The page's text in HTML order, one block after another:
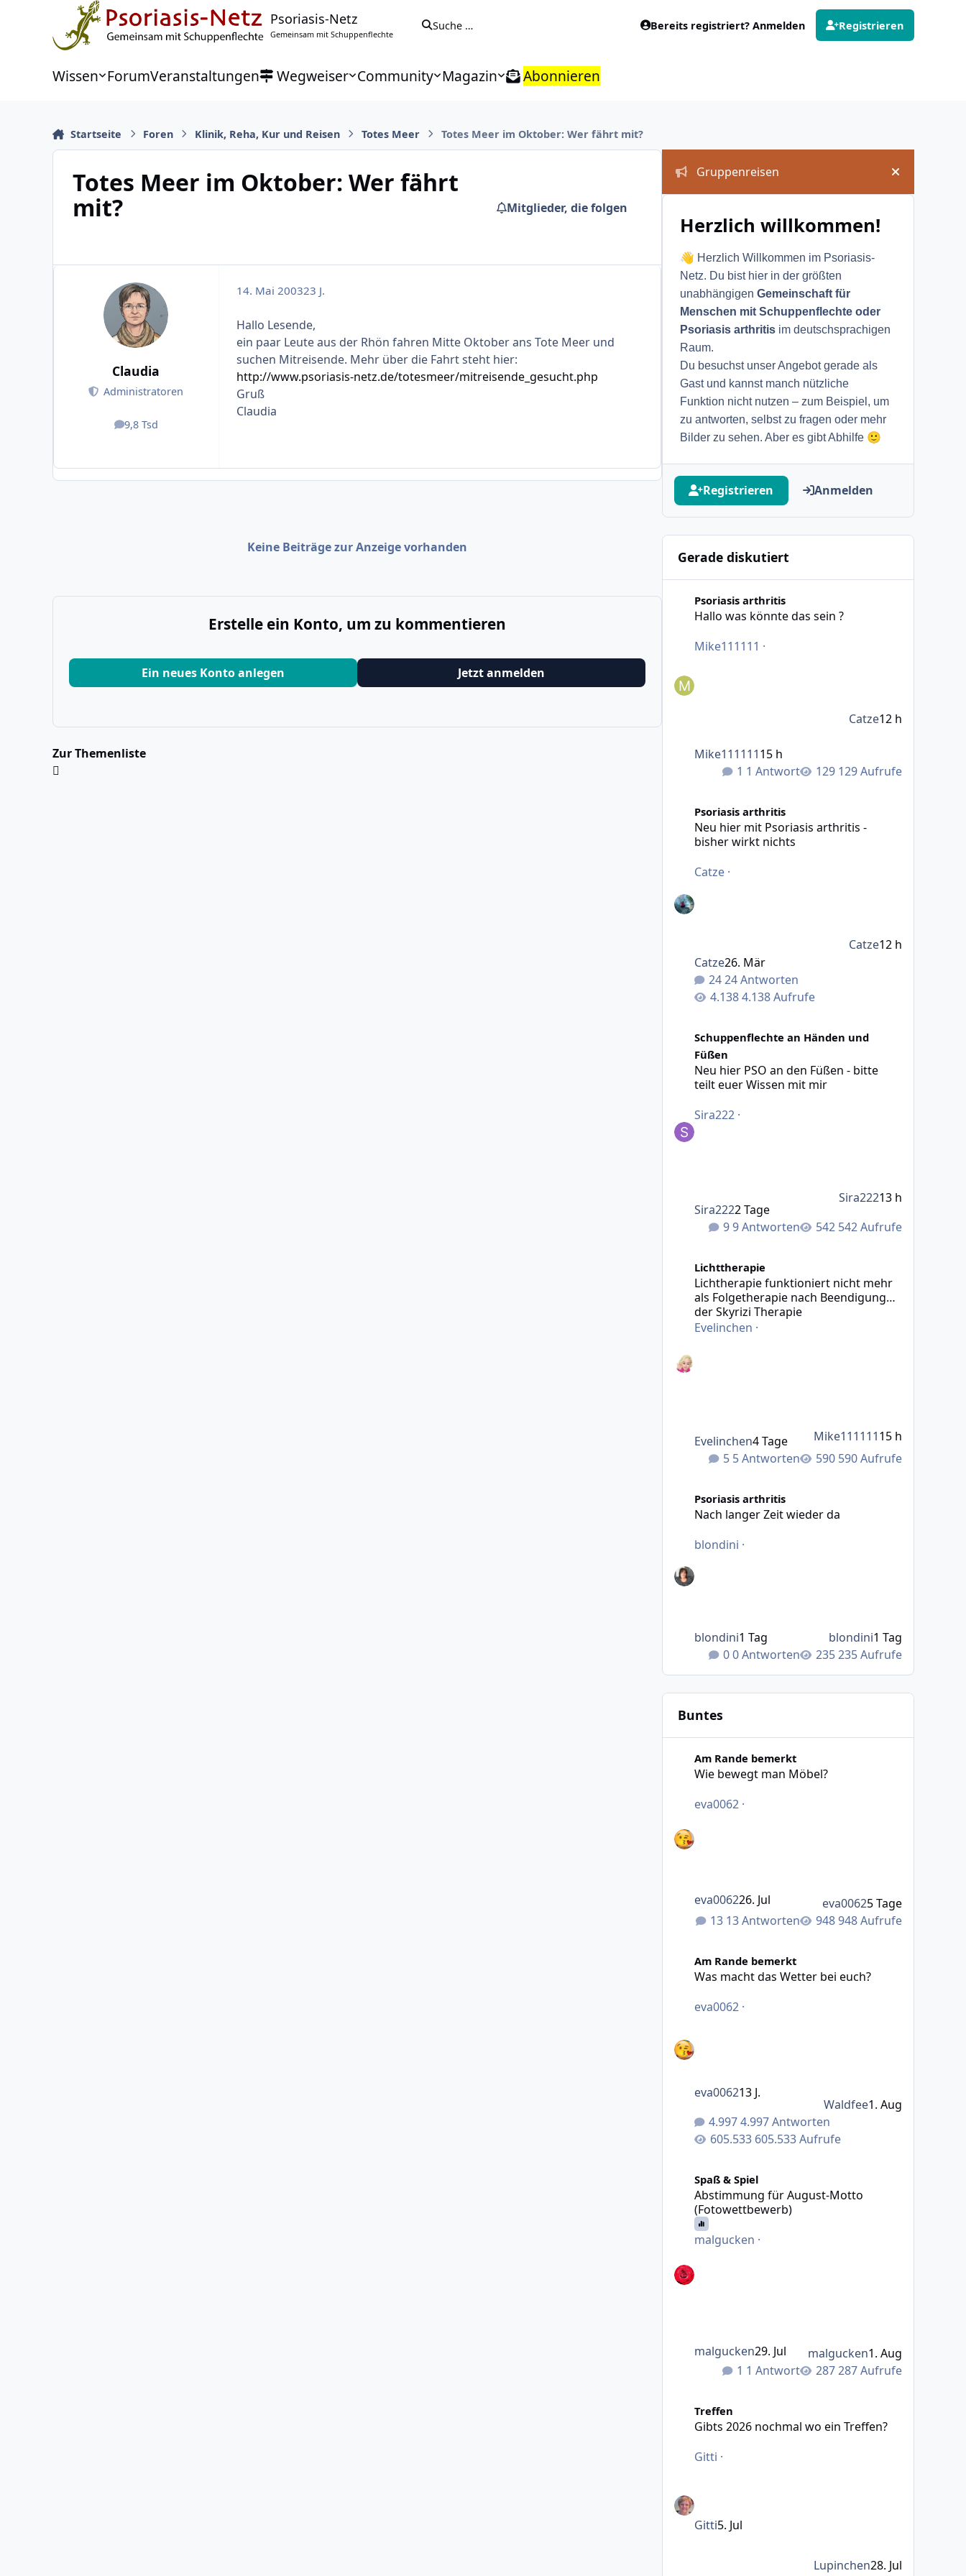
Zu Inhalt springen
Psoriasis-Netz
Gemeinsam mit Schuppenflechte
Suche … Bereits registriert? Anmelden Registrieren
Wissen ForumVeranstaltungen Wegweiser Community Magazin Abonnieren
Startseite Foren Klinik, Reha, Kur und Reisen Totes Meer Totes Meer im Oktober: Wer fährt mit?
Totes Meer im Oktober: Wer fährt
mit?
Mitglieder, die folgen
Claudia
Administratoren
9,8 Tsd
Beiträge
14. Mai 200323 J.
Hallo Lesende,
ein paar Leute aus der Rhön fahren Mitte Oktober ans Tote Meer und
suchen Mitreisende. Mehr über die Fahrt steht hier:
http://www.psoriasis-netz.de/totesmeer/mitreisende_gesucht.php
Gruß
Claudia
Keine Beiträge zur Anzeige vorhanden
Erstelle ein Konto, um zu kommentieren
Ein neues Konto anlegen Jetzt anmelden
Zur Themenliste
Ankündigungen
Gruppenreisen
Herzlich willkommen!
👋 Herzlich Willkommen im Psoriasis-
Netz. Du bist hier in der größten
unabhängigenGemeinschaft für
Menschen mit Schuppenflechte oder
Psoriasis arthritis im deutschsprachigen
Raum.
Du besuchst unser Angebot gerade als
Gast und kannst manch nützliche
Funktion nicht nutzen – zum Beispiel, um
zu antworten, selbst zu fragen oder mehr
Bilder zu sehen. Aber es gibt Abhilfe 🙂
Registrieren Anmelden
Gerade diskutiert
Psoriasis arthritis
Hallo was könnte das sein ?
Mike111111 ·
1 Antwort 129 Aufrufe
Mike11111115 h
Catze12 h
Psoriasis arthritis
Neu hier mit Psoriasis arthritis -
bisher wirkt nichts
Catze ·
24 Antworten
4.138 Aufrufe
Catze26. Mär
Catze12 h
Schuppenflechte an Händen und
Füßen
Neu hier PSO an den Füßen - bitte
teilt euer Wissen mit mir
Sira222 ·
9 Antworten 542 Aufrufe
Sira2222 Tage
Sira22213 h
Lichttherapie
Lichtherapie funktioniert nicht mehr
als Folgetherapie nach Beendigung
der Skyrizi Therapie
Evelinchen ·
5 Antworten 590 Aufrufe
Evelinchen4 Tage Mike11111115 h
Psoriasis arthritis
Nach langer Zeit wieder da
blondini ·
0 Antworten 235 Aufrufe
blondini1 Tag blondini1 Tag
Buntes
Am Rande bemerkt
Wie bewegt man Möbel?
eva0062 ·
13 Antworten 948 Aufrufe
eva006226. Jul eva00625 Tage
Am Rande bemerkt
Was macht das Wetter bei euch?
eva0062 ·
4.997 Antworten
605.533 Aufrufe
eva006213 J.
Waldfee1. Aug
Spaß & Spiel
Abstimmung für August-Motto
(Fotowettbewerb)
malgucken ·
1 Antwort 287 Aufrufe
malgucken29. Jul malgucken1. Aug
Treffen
Gibts 2026 nochmal wo ein Treffen?
Gitti ·
Gitti5. Jul
Lupinchen28. Jul